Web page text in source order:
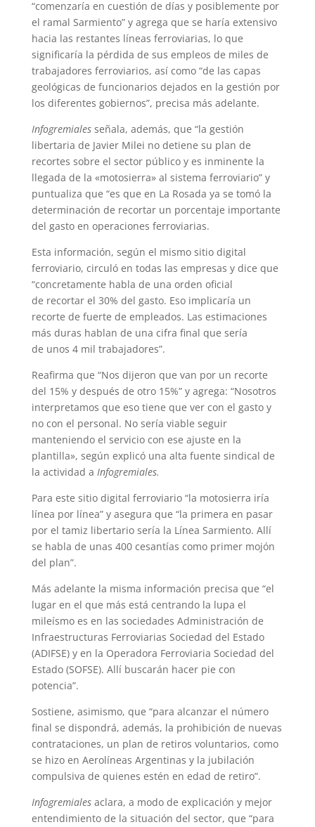
p
p
a
m
r
e
s
t
o
k
“comenzaría en cuestión de días y posiblemente por
el ramal Sarmiento” y agrega que se haría extensivo
hacia las restantes líneas ferroviarias, lo que
significaría la pérdida de sus empleos de miles de
trabajadores ferroviarios, así como “de las capas
geológicas de funcionarios dejados en la gestión por
los diferentes gobiernos”, precisa más adelante.
Infogremialesseñala, además, que “la gestión
libertaria de Javier Milei no detiene su plan de
recortes sobre el sector público y es inminente la
llegada de la «motosierra» al sistema ferroviario” y
puntualiza que “es que en La Rosada ya se tomó la
determinación de recortar un porcentaje importante
del gasto en operaciones ferroviarias.
Esta información, según el mismo sitio digital
ferroviario, circuló en todas las empresas y dice que
“concretamente habla de una orden oficial
de recortar el 30% del gasto. Eso implicaría un
recorte de fuerte de empleados. Las estimaciones
más duras hablan de una cifra final que sería
de unos 4 mil trabajadores”.
Reafirma que “Nos dijeron que van por un recorte
del 15% y después de otro 15%” y agrega: “Nosotros
interpretamos que eso tiene que ver con el gasto y
no con el personal. No sería viable seguir
manteniendo el servicio con ese ajuste en la
plantilla», según explicó una alta fuente sindical de
la actividad a Infogremiales.
Para este sitio digital ferroviario “la motosierra iría
línea por línea” y asegura que “la primera en pasar
por el tamiz libertario sería la Línea Sarmiento. Allí
se habla de unas 400 cesantías como primer mojón
del plan”.
Más adelante la misma información precisa que “el
lugar en el que más está centrando la lupa el
mileísmo es en las sociedades Administración de
Infraestructuras Ferroviarias Sociedad del Estado
(ADIFSE) y en la Operadora Ferroviaria Sociedad del
Estado (SOFSE). Allí buscarán hacer pie con
potencia”.
Sostiene, asimismo, que “para alcanzar el número
final se dispondrá, además, la prohibición de nuevas
contrataciones, un plan de retiros voluntarios, como
se hizo en Aerolíneas Argentinas y la jubilación
compulsiva de quienes estén en edad de retiro”.
Infogremialesaclara, a modo de explicación y mejor
entendimiento de la situación del sector, que “para